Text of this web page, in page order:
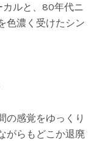
ルと、80年代ニ
色濃く受けたシン
の感覚をゆっくり
がらもどこか退廃